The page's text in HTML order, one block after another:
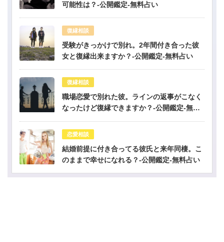
可能性は？-公開鑑定-無料占い
復縁相談
受験がきっかけで別れ。2年間付き合った彼
女と復縁出来ますか？-公開鑑定-無料占い
復縁相談
職場恋愛で別れた彼。ラインの返事がこなく
なったけど復縁できますか？-公開鑑定-無料
恋愛相談
結婚前提に付き合ってる彼氏と来年同棲。こ
のままで幸せになれる？-公開鑑定-無料占い